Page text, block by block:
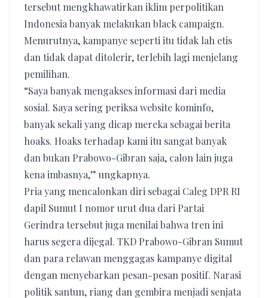
tersebut mengkhawatirkan iklim perpolitikan
Indonesia banyak melakukan black campaign.
Menurutnya, kampanye seperti itu tidak lah etis
dan tidak dapat ditolerir, terlebih lagi menjelang
pemilihan.
“Saya banyak mengakses informasi dari media
sosial. Saya sering periksa website kominfo,
banyak sekali yang dicap mereka sebagai berita
hoaks. Hoaks terhadap kami itu sangat banyak
dan bukan Prabowo-Gibran saja, calon lain juga
kena imbasnya,” ungkapnya.
Pria yang mencalonkan diri sebagai Caleg DPR RI
dapil Sumut I nomor urut dua dari Partai
Gerindra tersebut juga menilai bahwa tren ini
harus segera dijegal. TKD Prabowo-Gibran Sumut
dan para relawan menggagas kampanye digital
dengan menyebarkan pesan-pesan positif. Narasi
politik santun, riang dan gembira menjadi senjata